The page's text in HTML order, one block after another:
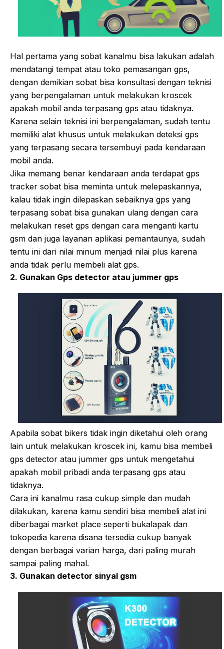
Hal pertama yang sobat kanalmu bisa lakukan adalah
mendatangi tempat atau toko pemasangan gps,
dengan demikian sobat bisa konsultasi dengan teknisi
yang berpengalaman untuk melakukan kroscek
apakah mobil anda terpasang gps atau tidaknya.
Karena selain teknisi ini berpengalaman, sudah tentu
memiliki alat khusus untuk melakukan deteksi gps
yang terpasang secara tersembuyi pada kendaraan
mobil anda.
Jika memang benar kendaraan anda terdapat gps
tracker sobat bisa meminta untuk melepaskannya,
kalau tidak ingin dilepaskan sebaiknya gps yang
terpasang sobat bisa gunakan ulang dengan cara
melakukan reset gps dengan cara menganti kartu
gsm dan juga layanan aplikasi pemantaunya, sudah
tentu ini dari nilai minum menjadi nilai plus karena
anda tidak perlu membeli alat gps.
2. Gunakan Gps detector atau jummer gps
Apabila sobat bikers tidak ingin diketahui oleh orang
lain untuk melakukan kroscek ini, kamu bisa membeli
gps detector atau jummer gps untuk mengetahui
apakah mobil pribadi anda terpasang gps atau
tidaknya.
Cara ini kanalmu rasa cukup simple dan mudah
dilakukan, karena kamu sendiri bisa membeli alat ini
diberbagai market place seperti bukalapak dan
tokopedia karena disana tersedia cukup banyak
dengan berbagai varian harga, dari paling murah
sampai paling mahal.
3. Gunakan detector sinyal gsm